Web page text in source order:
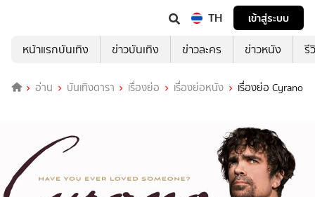
TH
เข้าสู่ระบบ
หน้าแรกบันเทิง
ข่าวบันเทิง ข่าวละคร ข่าวหนัง รี
อ่าน บันเทิงดารา เรื่องย่อ เรื่องย่อหนัง เรื่องย่อ Cyrano